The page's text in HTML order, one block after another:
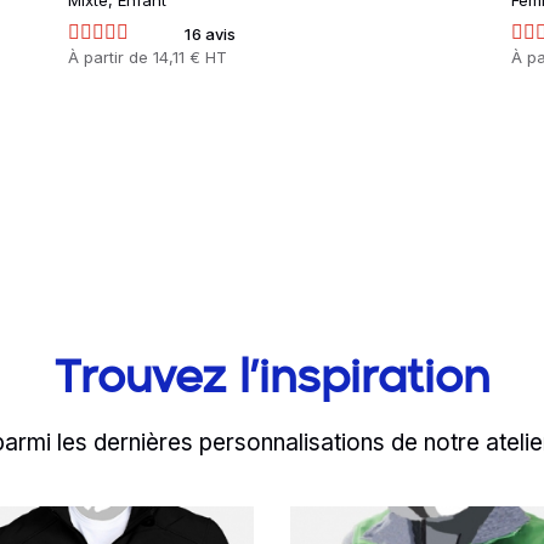
16 avis
Prix
À partir de14,11 € HT
Prix
À
Trouvez l’inspiration
les dernières personnalisations de notre
more Read more